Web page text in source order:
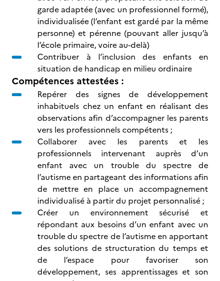
garde adaptée (avec un professionnel formé),
individualisée (l’enfant est gardé par la même
personne) et pérenne (pouvant aller jusqu’à
l’école primaire, voire au-delà)
Contribuer à l’inclusion des enfants en
situation de handicap en milieu ordinaire
Compétences attestées :
Repérer des signes de développement
inhabituels chez un enfant en réalisant des
observations afin d’accompagner les parents
vers les professionnels compétents ;
Collaborer avec les parents et les
professionnels intervenant auprès d’un
enfant avec un trouble du spectre de
l’autisme en partageant des informations afin
de mettre en place un accompagnement
individualisé à partir du projet personnalisé ;
Créer un environnement sécurisé et
répondant aux besoins d’un enfant avec un
trouble du spectre de l’autisme en apportant
des solutions de structuration du temps et
de l’espace pour favoriser son
développement, ses apprentissages et son